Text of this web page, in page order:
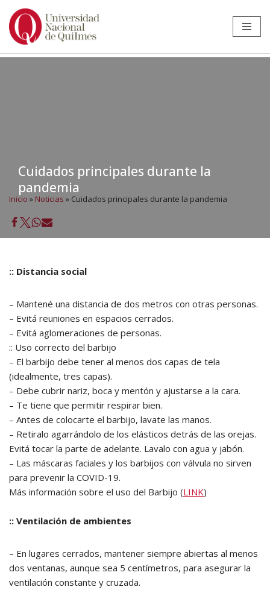
Ir
Cuidados principales durante la
pandemia
Inicio » Noticias » Cuidados principales durante la pandemia
:: Distancia social
– Mantené una distancia de dos metros con otras personas.
– Evitá reuniones en espacios cerrados.
– Evitá aglomeraciones de personas.
:: Uso correcto del barbijo
– El barbijo debe tener al menos dos capas de tela
(idealmente, tres capas).
– Debe cubrir nariz, boca y mentón y ajustarse a la cara.
– Te tiene que permitir respirar bien.
– Antes de colocarte el barbijo, lavate las manos.
– Retiralo agarrándolo de los elásticos detrás de las orejas.
Evitá tocar la parte de adelante. Lavalo con agua y jabón.
– Las máscaras faciales y los barbijos con válvula no sirven
para prevenir la COVID-19.
Más información sobre el uso del Barbijo (LINK)
:: Ventilación de ambientes
– En lugares cerrados, mantener siempre abiertas al menos
dos ventanas, aunque sea 5 centímetros, para asegurar la
ventilación constante y cruzada.